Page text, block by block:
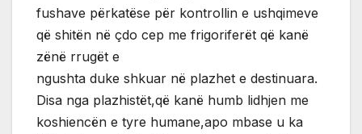
fushave përkatëse për kontrollin e ushqimeve
që shitën në çdo cep me frigoriferët që kanë
zënë rrugët e
ngushta duke shkuar në plazhet e destinuara.
Disa nga plazhistët,që kanë humb lidhjen me
koshiencën e tyre humane,apo mbase u ka